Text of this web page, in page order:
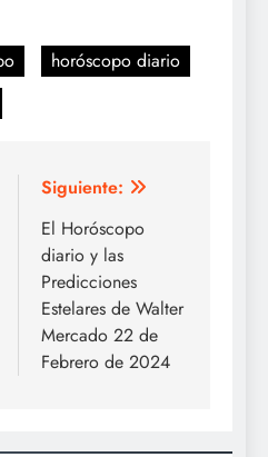
horóscopo diario
Siguiente:
El Horóscopo
diario y las
Predicciones
Estelares de Walter
Mercado 22 de
Febrero de 2024